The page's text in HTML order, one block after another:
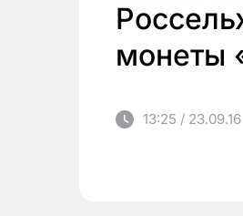
монеты
13:25 / 23.09.16